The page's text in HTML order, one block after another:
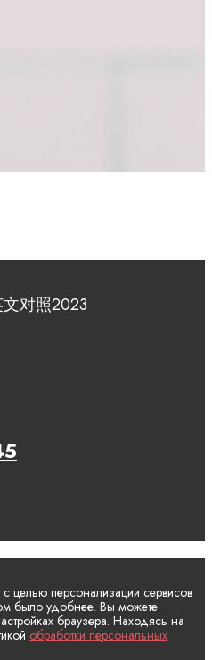
文对照2023
целью персонализации сервисов
было удобнее. Вы можете
браузера. Находясь на
обработки персональных